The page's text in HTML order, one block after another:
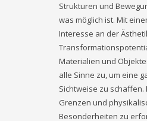
Strukturen und
was möglich ist. Mit
Interesse an der
Materialien und
alle Sinne zu, um eine
Sichtweise zu schaffen.
Grenzen und
Besonderheiten zu